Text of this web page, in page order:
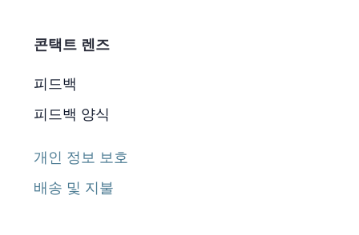
콘택트 렌즈
피드백
피드백 양식
개인 정보 보호
배송 및 지불